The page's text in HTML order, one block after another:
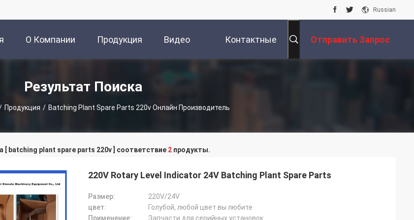
Russian
О Компании Продукция Видео Контактные Отправить Запрос
Результат Поиска
Продукция / Batching Plant Spare Parts 220v Онлайн Производитель
[ batching plant spare parts 220v ] соответствие 2 продукты.
220V Rotary Level Indicator 24V Batching Plant Spare Parts
Размер:
220V/24V
цвет:
Голубой, любой цвет вы любите
Применение:
Запчасти для серийных установок